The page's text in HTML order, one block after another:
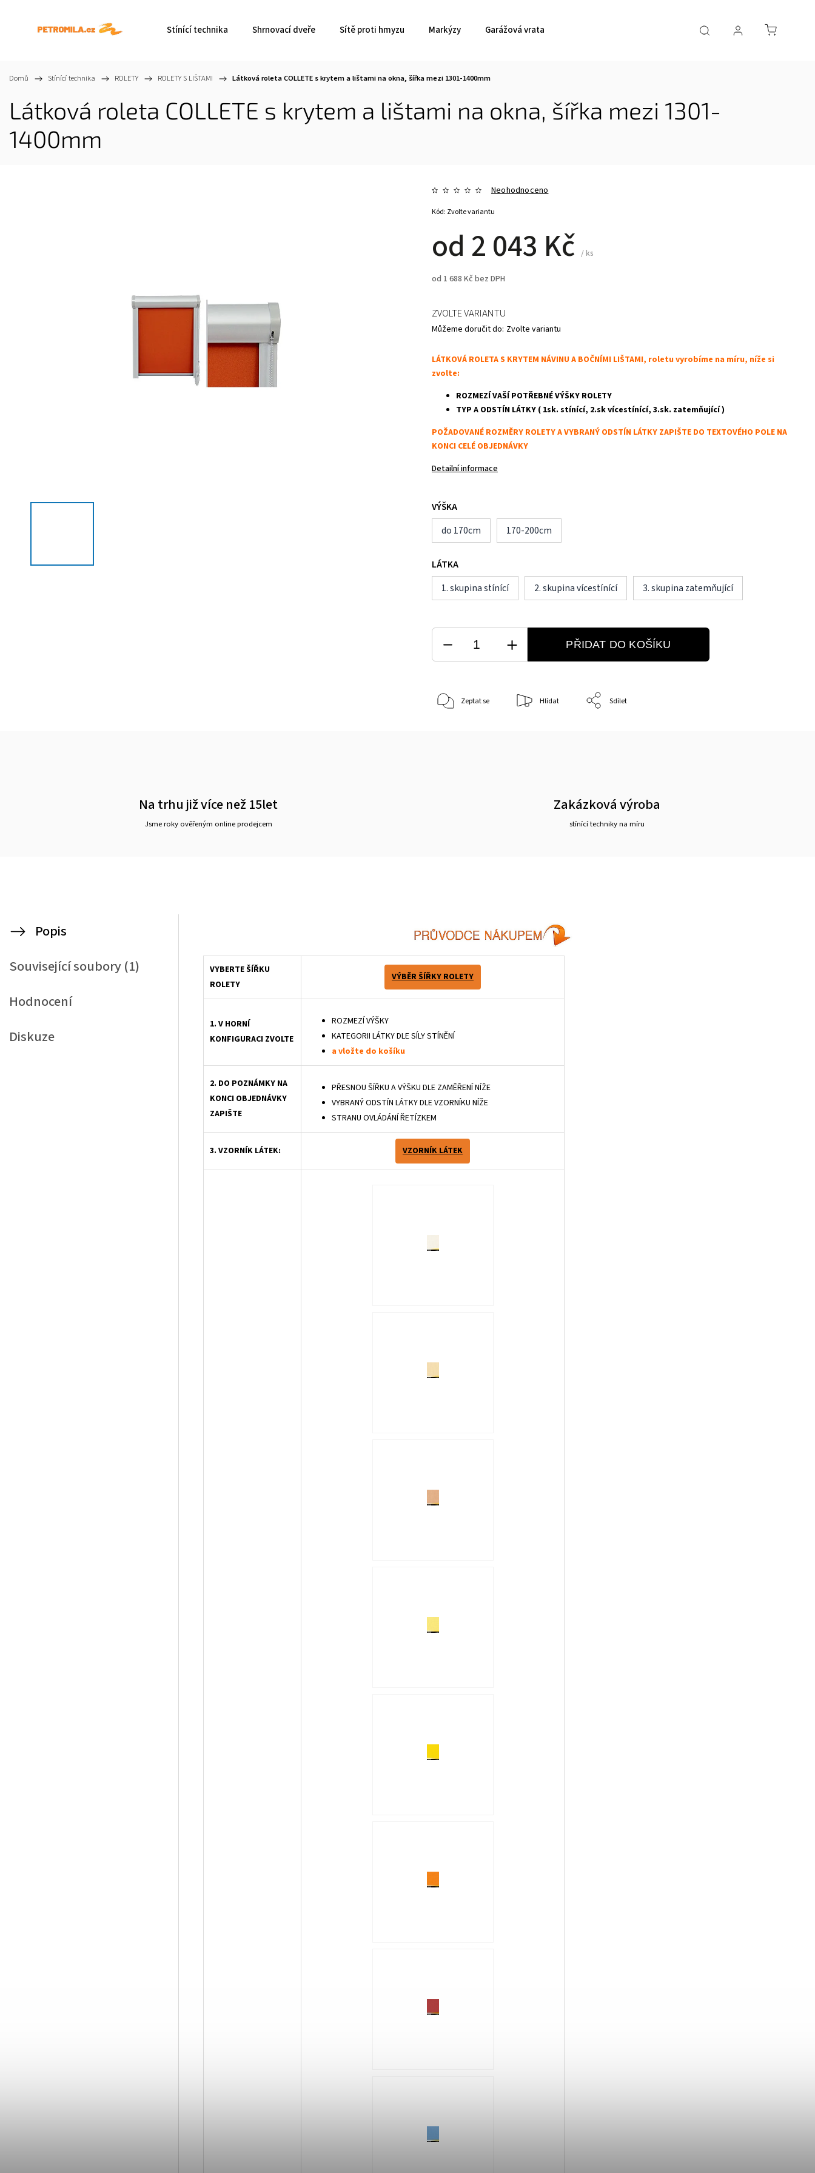
Stínící technika Shrnovací dveře Sítě proti hmyzu Markýzy Garážová vrata
Domů / Stínící technika / ROLETY / ROLETY S LIŠTAMI / Látková roleta COLLETE s krytem a lištami na okna, šířka mezi 1301-1400mm
Látková roleta COLLETE s krytem a lištami na okna, šířka mezi 1301-
1400mm
Neohodnoceno
od 2 043 Kč / ks
od 1 688 Kč bez DPH
Kód: Zvolte variantu
LÁTKOVÁ ROLETA S KRYTEM NÁVINU A BOČNÍMI LIŠTAMI, roletu vyrobíme na míru, níže si
zvolte:
ROZMEZÍ VAŠÍ POTŘEBNÉ VÝŠKY ROLETY
TYP A ODSTÍN LÁTKY ( 1sk. stínící, 2.sk vícestínící, 3.sk. zatemňující )
POŽADOVANÉ ROZMĚRY ROLETY A VYBRANÝ ODSTÍN LÁTKY ZAPIŠTE DO TEXTOVÉHO POLE NA
KONCI CELÉ OBJEDNÁVKY
Detailní informace
VÝŠKA
do 170cm
170-200cm
LÁTKA
1. skupina stínící
2. skupina vícestínící 3. skupina zatemňující
ZVOLTE VARIANTU
Můžeme doručit do: Zvolte variantu
PŘIDAT DO KOŠÍKU
Zeptat se Hlídat Sdílet
Na trhu již více než 15let
Jsme roky ověřeným online prodejcem
Zakázková výroba
stínící techniky na míru
Popis
Související soubory (1)
Hodnocení
Diskuze
VYBERTE ŠÍŘKU
ROLETY
VÝBĚR ŠÍŘKY ROLETY
1. V HORNÍ
KONFIGURACI ZVOLTE
ROZMEZÍ VÝŠKY
KATEGORII LÁTKY DLE SÍLY STÍNĚNÍ
a vložte do košíku
2. DO POZNÁMKY NA
KONCI OBJEDNÁVKY
ZAPIŠTE
PŘESNOU ŠÍŘKU A VÝŠKU DLE ZAMĚŘENÍ NÍŽE
VYBRANÝ ODSTÍN LÁTKY DLE VZORNÍKU NÍŽE
STRANU OVLÁDÁNÍ ŘETÍZKEM
3. VZORNÍK LÁTEK: VZORNÍK LÁTEK